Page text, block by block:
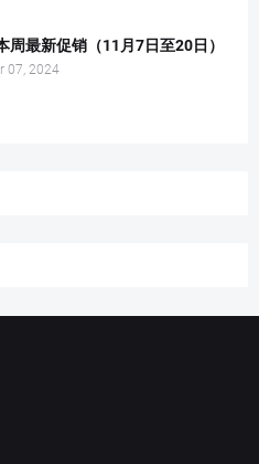
周最新促销（11月7日至20日）
07, 2024